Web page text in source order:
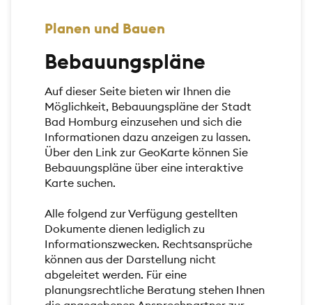
Planen und Bauen
Bebauungspläne
Auf dieser Seite bieten wir Ihnen die
Möglichkeit, Bebauungspläne der Stadt
Bad Homburg einzusehen und sich die
Informationen dazu anzeigen zu lassen.
Über den Link zur GeoKarte können Sie
Bebauungspläne über eine interaktive
Karte suchen.
Alle folgend zur Verfügung gestellten
Dokumente dienen lediglich zu
Informationszwecken. Rechtsansprüche
können aus der Darstellung nicht
abgeleitet werden. Für eine
planungsrechtliche Beratung stehen Ihnen